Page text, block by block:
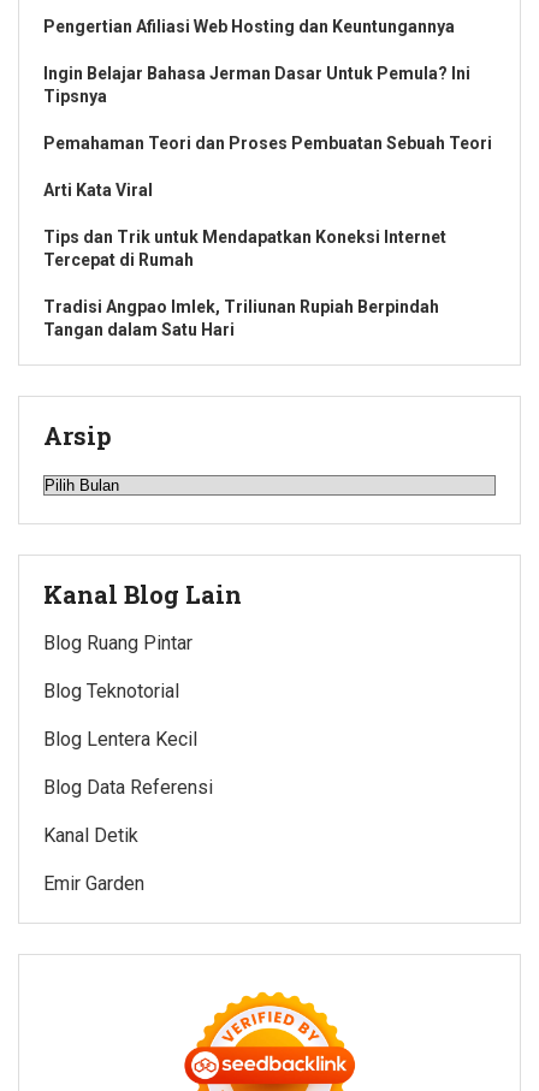
Pengertian Afiliasi Web Hosting dan Keuntungannya
Ingin Belajar Bahasa Jerman Dasar Untuk Pemula? Ini
Tipsnya
Pemahaman Teori dan Proses Pembuatan Sebuah Teori
Arti Kata Viral
Tips dan Trik untuk Mendapatkan Koneksi Internet
Tercepat di Rumah
Tradisi Angpao Imlek, Triliunan Rupiah Berpindah
Tangan dalam Satu Hari
Arsip
Arsip
Kanal Blog Lain
Blog Ruang Pintar
Blog Teknotorial
Blog Lentera Kecil
Blog Data Referensi
Kanal Detik
Emir Garden